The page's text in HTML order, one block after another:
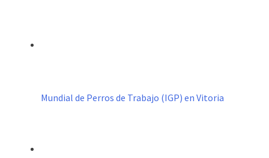
Mundial de Perros de Trabajo (IGP) en Vitoria